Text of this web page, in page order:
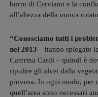
borro di Cerviano e la
all’altezza della nuova
“Conosciamo tutti i
nel 2013 – hanno spiegato
Caterina Cardi – quindi è
ripulire gli alvei dalla
piovosa. In ogni modo, per
quell’area sono necessari